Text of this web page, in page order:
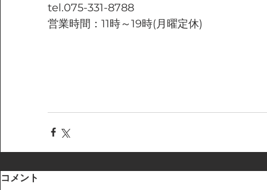
tel.075-331-8788
営業時間：11時～19時(月曜定休)
コメント